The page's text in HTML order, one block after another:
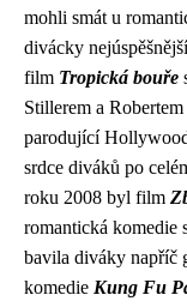
mohli smát u
divácky
film Tropická bouře
Stillerem a
parodující
srdce diváků po
roku 2008 byl film
romantická komedie
bavila diváky napříč
komedie Kung Fu